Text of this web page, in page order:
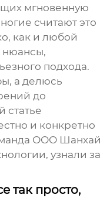
мгновенную
считают это
как и любой
нюансы,
подхода.
а делюсь
до
статье
и конкретно
ООО Шанхай
узнали за
так просто,